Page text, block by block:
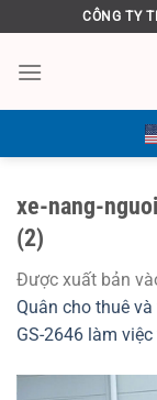
qua
nội
CÔNG TY
xe-nang-
(2)
Được xuất bản
Quân cho thuê
GS-2646 làm